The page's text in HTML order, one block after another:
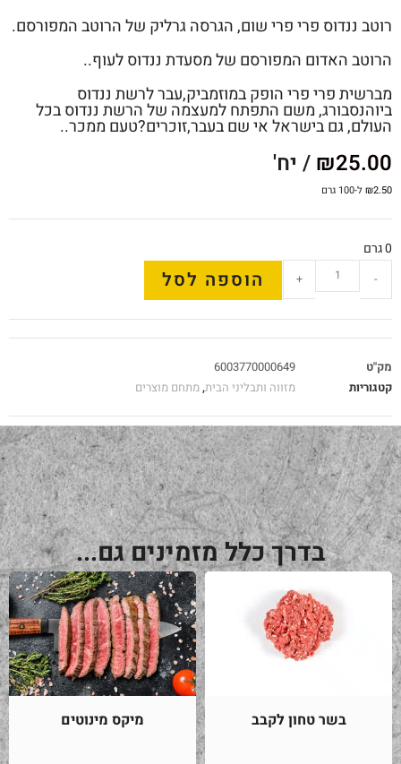
רוטב ננדוס פרי פרי שום, הגרסה גרליק של הרוטב המפורסם.
הרוטב האדום המפורסם של מסעדת ננדוס לעוף..
מברשית פרי פרי הופק במוזמביק,עבר לרשת ננדוס
ביוהנסבורג, משם התפתח למעצמה של הרשת ננדוס בכל
העולם, גם בישראל אי שם בעבר,זוכרים?טעם ממכר..
₪25.00 / יח'
₪2.50 ל-100 גרם
0 גרם
-
+ הוספה לסל
מק"ט
6003770000649
קטגוריות
מזווה ותבליני הבית,מתחם מוצרים
בדרך כלל מזמינים גם...
בשר טחון לקבב מיקס מינוטים